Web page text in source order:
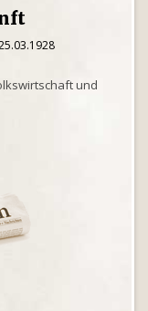
und